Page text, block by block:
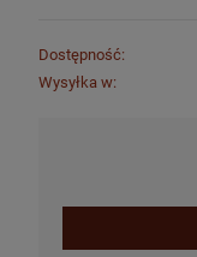
Dostępność:
Wysyłka w: